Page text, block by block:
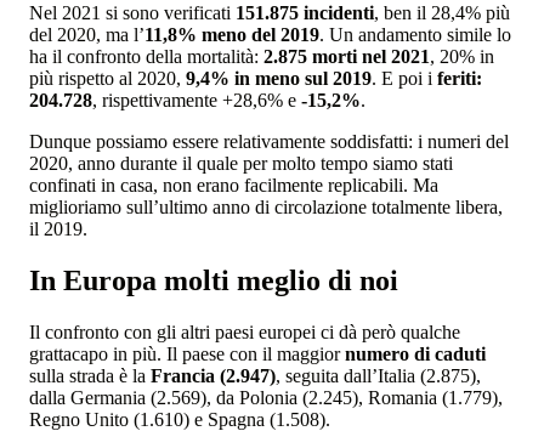
Nel 2021 si sono verificati 151.875 incidenti, ben il 28,4% più
del 2020, ma l’11,8% meno del 2019. Un andamento simile lo
ha il confronto della mortalità: 2.875 morti nel 2021, 20% in
più rispetto al 2020, 9,4% in meno sul 2019. E poi i feriti:
204.728, rispettivamente +28,6% e -15,2%.
Dunque possiamo essere relativamente soddisfatti: i numeri del
2020, anno durante il quale per molto tempo siamo stati
confinati in casa, non erano facilmente replicabili. Ma
miglioriamo sull’ultimo anno di circolazione totalmente libera,
il 2019.
In Europa molti meglio di noi
Il confronto con gli altri paesi europei ci dà però qualche
grattacapo in più. Il paese con il maggiornumero di caduti
sulla strada è la Francia (2.947), seguita dall’Italia (2.875),
dalla Germania (2.569), da Polonia (2.245), Romania (1.779),
Regno Unito (1.610) e Spagna (1.508).